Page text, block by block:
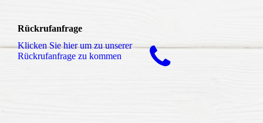
Rückrufanfrage
Klicken Sie hier um zu unserer
Rückrufanfrage zu kommen